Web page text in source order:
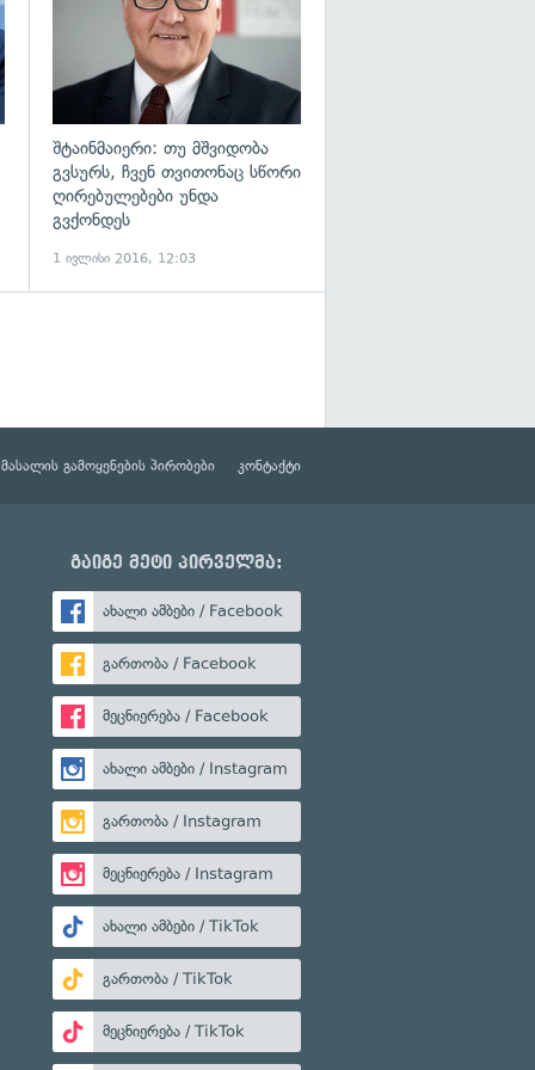
შტაინმაიერი: თუ მშვიდობა
გვსურს, ჩვენ თვითონაც სწორი
ღირებულებები უნდა
გვქონდეს
1 ივლისი 2016, 12:03
მასალის გამოყენების პირობები კონტაქტი
გაიგე მეტი პირველმა:
ახალი ამბები / Facebook
გართობა / Facebook
მეცნიერება / Facebook
ახალი ამბები / Instagram
გართობა / Instagram
მეცნიერება / Instagram
ახალი ამბები / TikTok
გართობა / TikTok
მეცნიერება / TikTok